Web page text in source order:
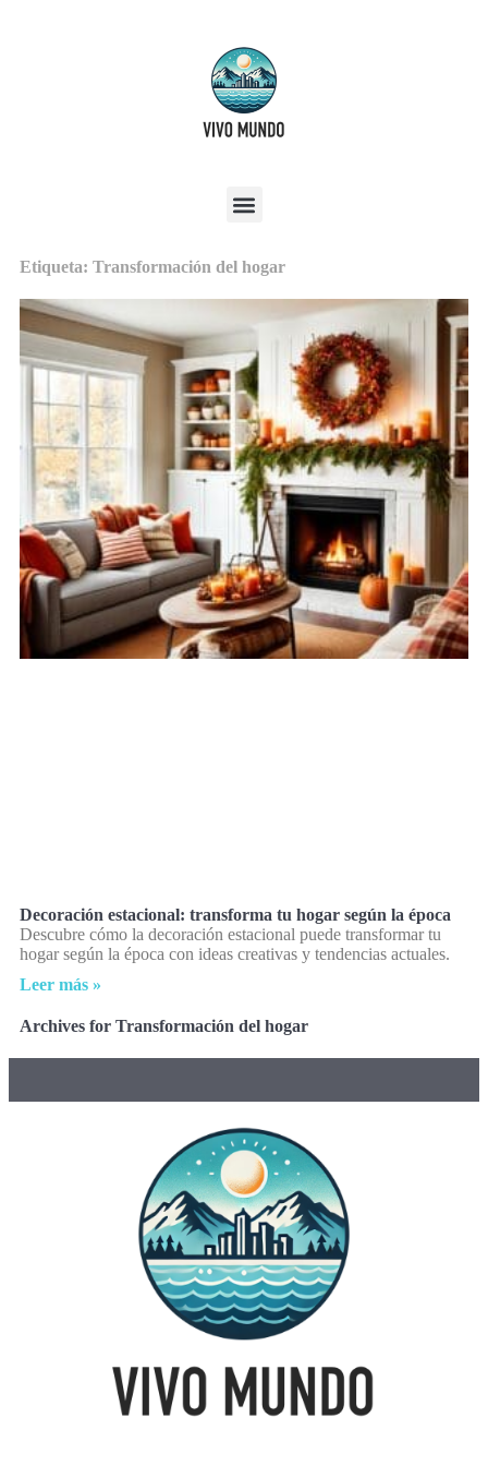
Etiqueta: Transformación del hogar
Decoración estacional: transforma tu hogar según la época
Descubre cómo la decoración estacional puede transformar tu
hogar según la época con ideas creativas y tendencias actuales.
Leer más »
Archives for Transformación del hogar